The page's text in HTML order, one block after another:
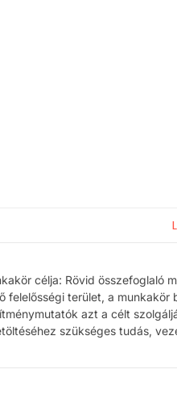
célja: Rövid összefoglaló
felelősségi terület, a
azt a célt
szükséges tudás,